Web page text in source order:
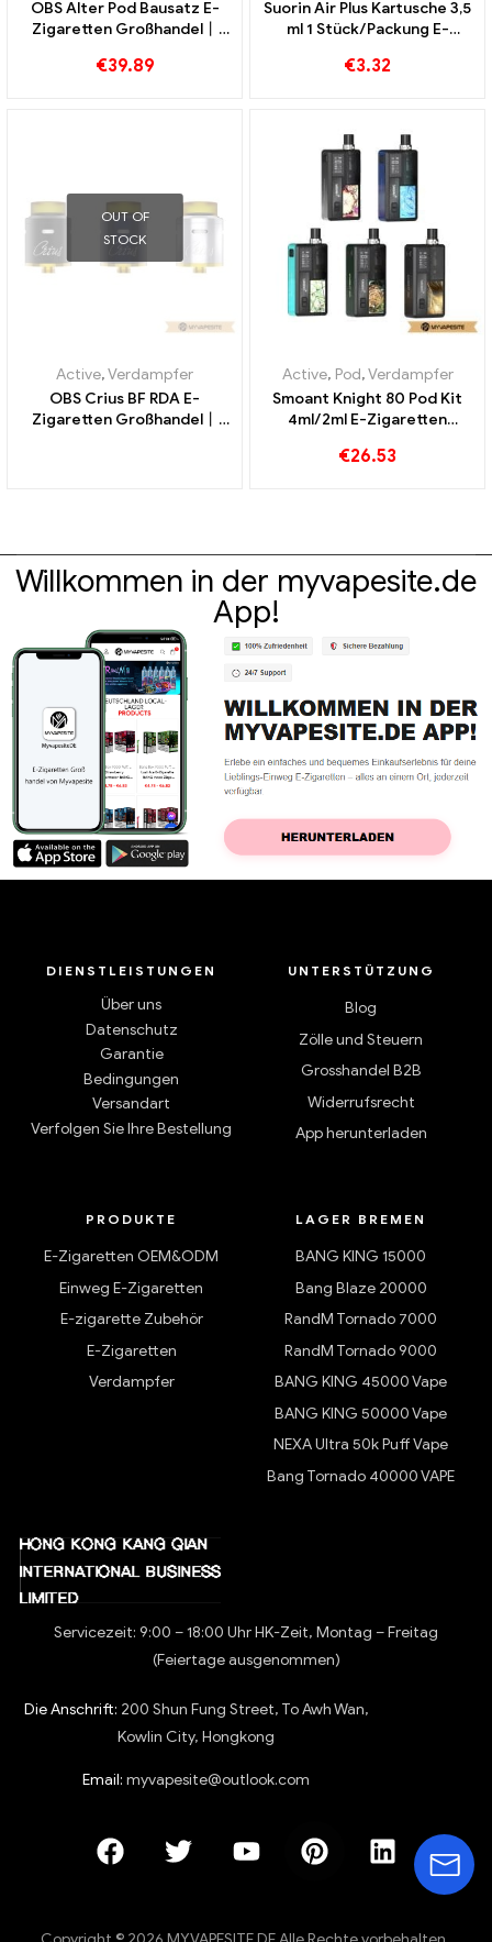
OBS Alter Pod Bausatz E-
Zigaretten Großhandel丨
€39.89
Suorin Air Plus Kartusche 3,5
ml 1 Stück/Packung E-
Custom
€3.32
OUT OF
STOCK
Active,Verdampfer
OBS Crius BF RDA E-
Zigaretten Großhandel丨
Active, Pod,Verdampfer
Smoant Knight 80 Pod Kit
4ml/2ml E-Zigaretten
€26.53
Willkommen in der myvapesite.de
App!
DIENSTLEISTUNGEN
Über uns
Datenschutz
Garantie
Bedingungen
Versandart
Verfolgen Sie Ihre Bestellung
UNTERSTÜTZUNG
Blog
Zölle und Steuern
Grosshandel B2B
Widerrufsrecht
App herunterladen
PRODUKTE
E-Zigaretten OEM&ODM
Einweg E-Zigaretten
E-zigarette Zubehör
E-Zigaretten
Verdampfer
LAGER BREMEN
BANG KING 15000
Bang Blaze 20000
RandM Tornado 7000
RandM Tornado 9000
BANG KING 45000 Vape
BANG KING 50000 Vape
NEXA Ultra 50k Puff Vape
Bang Tornado 40000 VAPE
Servicezeit: 9:00 – 18:00 Uhr HK-Zeit, Montag – Freitag
(Feiertage ausgenommen)
Die Anschrift: 200 Shun Fung Street, To Awh Wan,
Kowlin City, Hongkong
Email: myvapesite@outlook.com